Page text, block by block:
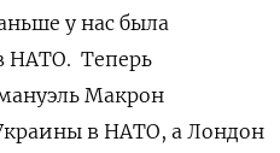
у нас была
НАТО. Теперь
Макрон
в НАТО, а Лондон